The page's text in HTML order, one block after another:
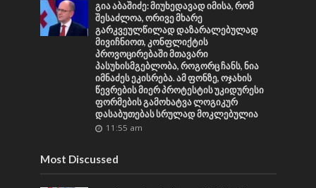
გია აბაშიძე: მიუხედავად იმისა, რომ
შესაძლოა, ორივე მხარე
გარკვეულწილად დაზარალებულად
მივიჩნიოთ, კონფლიქტის
პროვოცირებაში მთავარი
პასუხისმგებლობა, როგორც ჩანს, ნია
იმნაძეს ეკისრება. ამ ფონზე, ოჯახის
წევრების მიერ პროტესტის უკიდურესი
ფორმების გამოხატვა ლოგიკურ
დასაბუთებას სრულად მოკლებულია
11:55 am
Most Discussed